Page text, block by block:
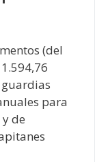
(del
para
de